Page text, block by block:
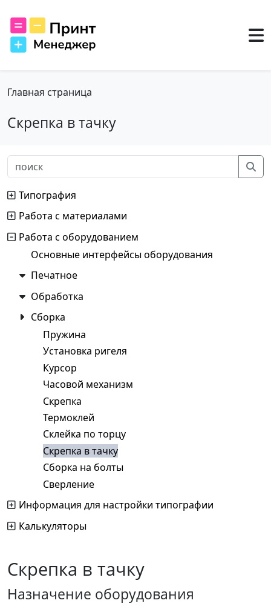
Главная страница
Скрепка в тачку
Типография
Работа с материалами
Работа с оборудованием
Основные интерфейсы оборудования
Печатное
Обработка
Сборка
Пружина
Установка ригеля
Курсор
Часовой механизм
Скрепка
Термоклей
Склейка по торцу
Скрепка в тачку
Сборка на болты
Сверление
Информация для настройки типографии
Калькуляторы
Скрепка в тачку
Назначение оборудования